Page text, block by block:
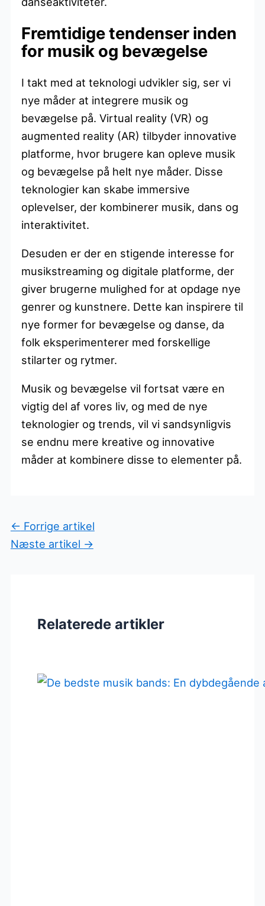
Fremtidige tendenser inden
for musik og bevægelse
I takt med at teknologi udvikler sig, ser vi
nye måder at integrere musik og
bevægelse på. Virtual reality (VR) og
augmented reality (AR) tilbyder innovative
platforme, hvor brugere kan opleve musik
og bevægelse på helt nye måder. Disse
teknologier kan skabe immersive
oplevelser, der kombinerer musik, dans og
interaktivitet.
Desuden er der en stigende interesse for
musikstreaming og digitale platforme, der
giver brugerne mulighed for at opdage nye
genrer og kunstnere. Dette kan inspirere til
nye former for bevægelse og danse, da
folk eksperimenterer med forskellige
stilarter og rytmer.
Musik og bevægelse vil fortsat være en
vigtig del af vores liv, og med de nye
teknologier og trends, vil vi sandsynligvis
se endnu mere kreative og innovative
måder at kombinere disse to elementer på.
← Forrige artikel
Næste artikel →
Relaterede artikler